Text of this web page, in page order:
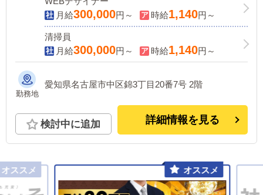
月給300,000円～ 時給1,140円～
清掃員
月給300,000円～ 時給1,140円～
勤務地
愛知県名古屋市中区錦3丁目20番7号 2階
検討中に追加 詳細情報を見る